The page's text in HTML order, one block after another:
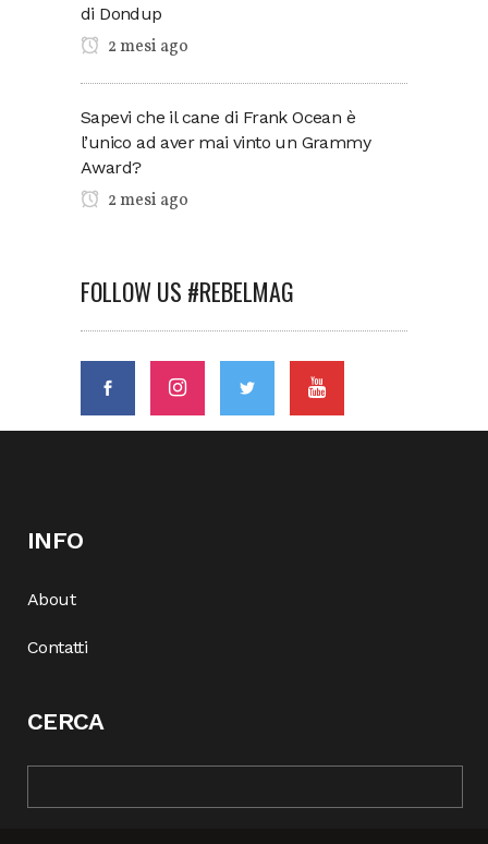
di Dondup
2 mesi ago
Sapevi che il cane di Frank Ocean è
l’unico ad aver mai vinto un Grammy
Award?
2 mesi ago
FOLLOW US #REBELMAG
INFO
About
Contatti
CERCA